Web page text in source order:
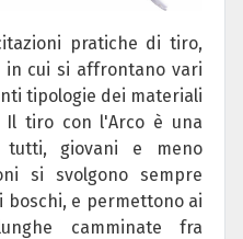
pratiche di tiro,
in cui si affrontano vari
tipologie dei materiali
Il tiro con l'Arco è una
tutti, giovani e meno
si svolgono sempre
boschi, e permettono ai
camminate fra